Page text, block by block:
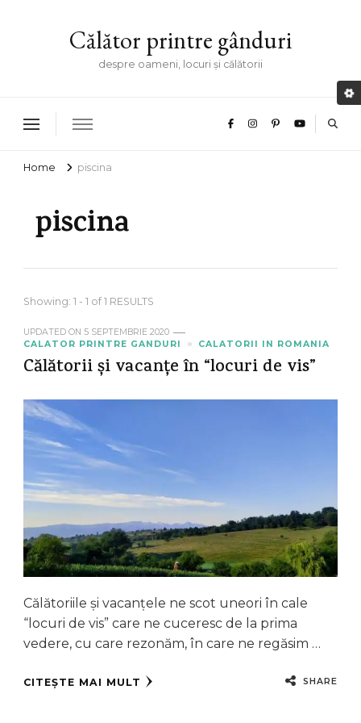
Călător printre gânduri
despre oameni, locuri și călătorii
Home piscina
piscina
Showing: 1 - 1 of 1 RESULTS
UPDATED ON 5 SEPTEMBRIE 2020
CALATOR PRINTRE GANDURI
CALATORII IN ROMANIA
Călătorii și vacanțe în “locuri de vis”
Călătoriile și vacanțele ne scot uneori în cale
“locuri de vis” care ne cuceresc de la prima
vedere, cu care rezonăm, în care ne regăsim …
CITEȘTE MAI MULT SHARE